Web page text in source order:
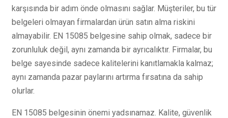
karşısında bir adım önde olmasını sağlar. Müşteriler, bu tür
belgeleri olmayan firmalardan ürün satın alma riskini
almayabilir. EN 15085 belgesine sahip olmak, sadece bir
zorunluluk değil, aynı zamanda bir ayrıcalıktır. Firmalar, bu
belge sayesinde sadece kalitelerini kanıtlamakla kalmaz;
aynı zamanda pazar paylarını artırma fırsatına da sahip
olurlar.
EN 15085 belgesinin önemi yadsınamaz. Kalite, güvenlik